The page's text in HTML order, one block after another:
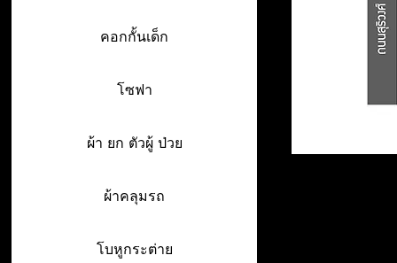
คอกกั้นเด็ก
โซฟา
ผ้า ยก ตัวผู้ ป่วย
ผ้าคลุมรถ
โบหูกระต่าย